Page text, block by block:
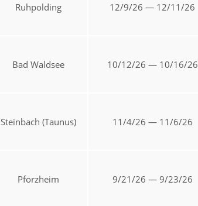
Ruhpolding 12/9/26 — 12/11/26
Bad Waldsee 10/12/26 — 10/16/26
Steinbach (Taunus) 11/4/26 — 11/6/26
Pforzheim 9/21/26 — 9/23/26